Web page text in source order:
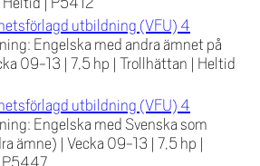
utbildning (VFU) 4
Engelska med andra ämnet på
09-13 | 7,5 hp | Trollhättan | Heltid
utbildning (VFU) 4
Engelska med Svenska som
ämne) | Vecka 09-13 | 7,5 hp |
P5447